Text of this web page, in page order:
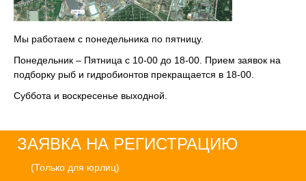
Мы работаем с понедельника по пятницу.
Понедельник – Пятница с 10-00 до 18-00. Прием заявок на
подборку рыб и гидробионтов прекращается в 18-00.
Суббота и воскресенье выходной.
ЗАЯВКА НА РЕГИСТРАЦИЮ
(Только для юрлиц)